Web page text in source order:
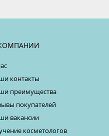
контакты
преимущества
покупателей
вакансии
косметологов